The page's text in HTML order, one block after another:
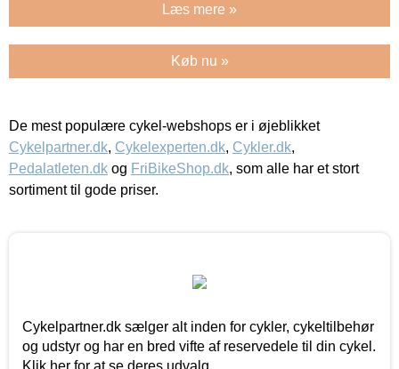
Læs mere »
Køb nu »
De mest populære cykel-webshops er i øjeblikket
Cykelpartner.dk, Cykelexperten.dk, Cykler.dk,
Pedalatleten.dk og FriBikeShop.dk, som alle har et stort
sortiment til gode priser.
Cykelpartner.dk sælger alt inden for cykler, cykeltilbehør
og udstyr og har en bred vifte af reservedele til din cykel.
Klik her for at se deres udvalg.